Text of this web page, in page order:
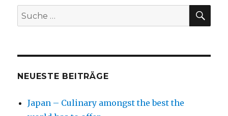
Suche
nach:
NEUESTE BEITRÄGE
Japan – Culinary amongst the best the